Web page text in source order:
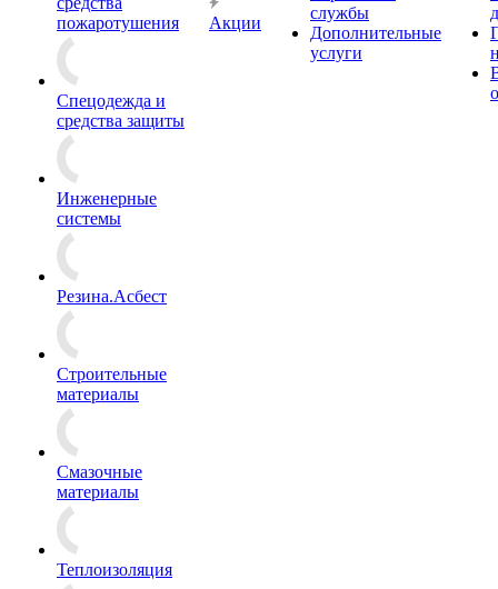
пожаротушения
Спецодежда и
средства защиты
Инженерные
системы
Резина.Асбест
Строительные
материалы
Смазочные
материалы
Теплоизоляция
Акции
службы
Дополнительные
услуги